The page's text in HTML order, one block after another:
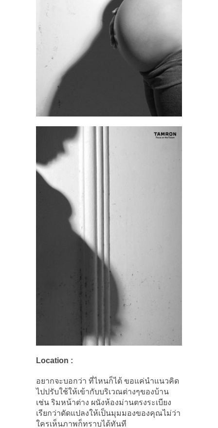
Location :
อยากจะบอกว่า ที่ไหนก็ได้ ขอแค่นำแนวคิด
ไปปรับใช้ให้เข้ากับบริเวณต่างๆของบ้าน
เช่น ริมหน้าต่าง ผนังห้องม่านตรงระเบียง
เรียกว่าดัดแปลงให้เป็นมุมมองของคุณไม่ว่า
ใครเห็นภาพก็ทราบได้ทันที